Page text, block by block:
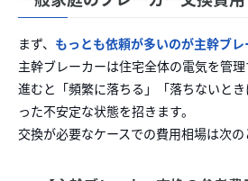
まず、 もっとも依頼が多いのが主幹ブ
主幹ブレーカーは住宅全体の電気を管
進むと「頻繁に落ちる」「落ちないと
った不安定な状態を招きます。
交換が必要なケースでの費用相場は次の